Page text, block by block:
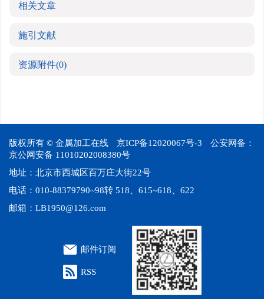
相关文章
施引文献
资源附件(0)
版权所有 © 金属加工在线 京ICP备12020067号-3
公安网备：
京公网安备 11010202008380号
地址：北京市西城区百万庄大街22号
电话：010-88379790~98转 518、615~618、622
邮箱： LB1950@126.com
邮件订阅
RSS